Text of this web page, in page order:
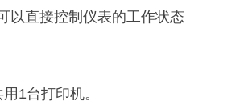
以直接控制仪表的工作状态
1台打印机。